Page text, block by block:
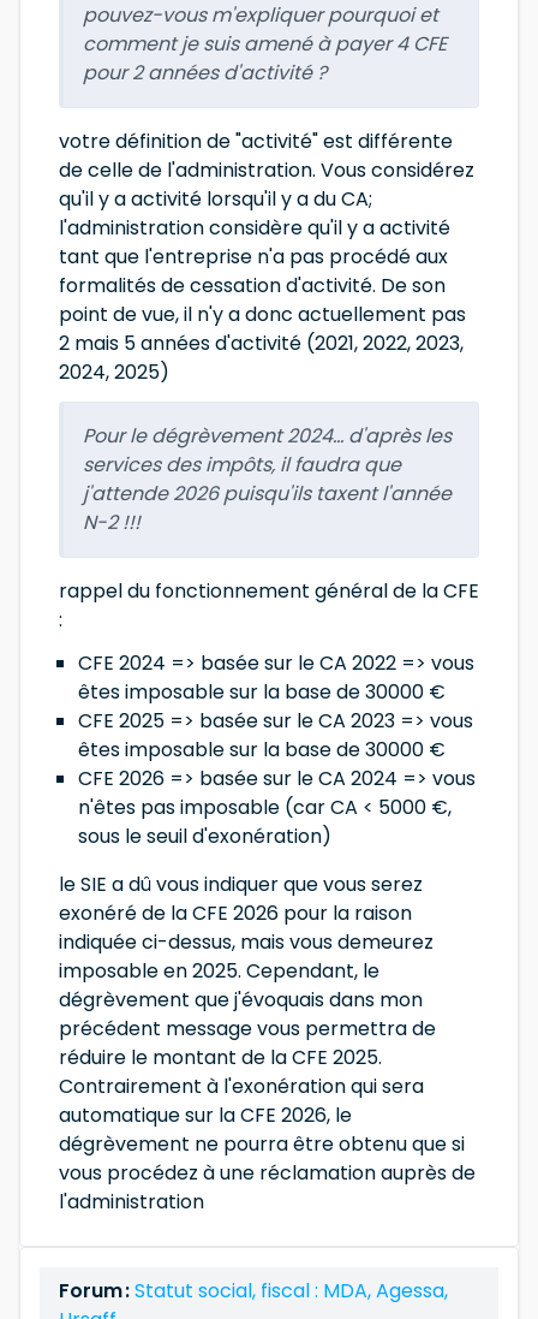
pouvez-vous m'expliquer pourquoi et
comment je suis amené à payer 4 CFE
pour 2 années d'activité ?
votre définition de "activité" est différente
de celle de l'administration. Vous considérez
qu'il y a activité lorsqu'il y a du CA;
l'administration considère qu'il y a activité
tant que l'entreprise n'a pas procédé aux
formalités de cessation d'activité. De son
point de vue, il n'y a donc actuellement pas
2 mais 5 années d'activité (2021, 2022, 2023,
2024, 2025)
Pour le dégrèvement 2024... d'après les
services des impôts, il faudra que
j'attende 2026 puisqu'ils taxent l'année
N-2 !!!
rappel du fonctionnement général de la CFE
:
CFE 2024 => basée sur le CA 2022 => vous
êtes imposable sur la base de 30000 €
CFE 2025 => basée sur le CA 2023 => vous
êtes imposable sur la base de 30000 €
CFE 2026 => basée sur le CA 2024 => vous
n'êtes pas imposable (car CA < 5000 €,
sous le seuil d'exonération)
le SIE a dû vous indiquer que vous serez
exonéré de la CFE 2026 pour la raison
indiquée ci-dessus, mais vous demeurez
imposable en 2025. Cependant, le
dégrèvement que j'évoquais dans mon
précédent message vous permettra de
réduire le montant de la CFE 2025.
Contrairement à l'exonération qui sera
automatique sur la CFE 2026, le
dégrèvement ne pourra être obtenu que si
vous procédez à une réclamation auprès de
l'administration
Forum :Statut social, fiscal : MDA, Agessa,